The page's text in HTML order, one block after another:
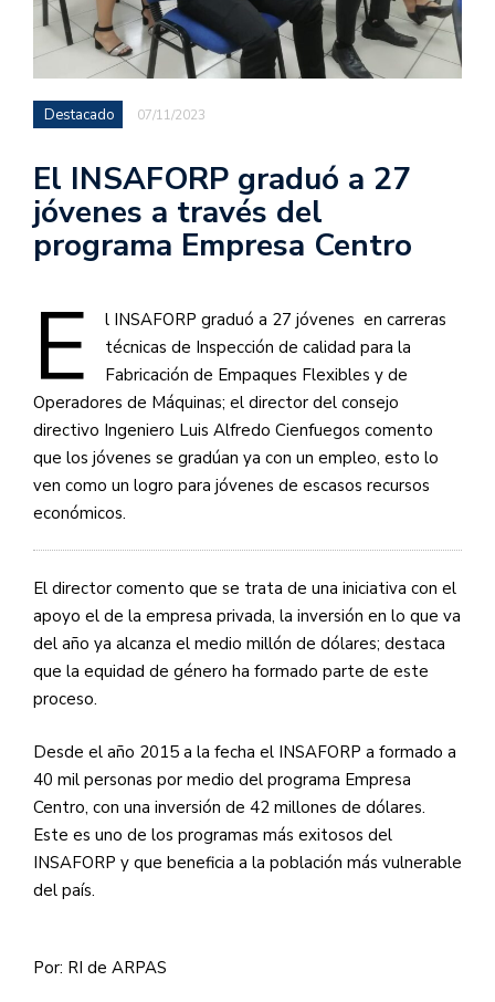
Destacado 07/11/2023
El INSAFORP graduó a 27
jóvenes a través del
programa Empresa Centro
E
l INSAFORP graduó a 27 jóvenes en carreras
técnicas de Inspección de calidad para la
Fabricación de Empaques Flexibles y de
Operadores de Máquinas; el director del consejo
directivo Ingeniero Luis Alfredo Cienfuegos comento
que los jóvenes se gradúan ya con un empleo, esto lo
ven como un logro para jóvenes de escasos recursos
económicos.
El director comento que se trata de una iniciativa con el
apoyo el de la empresa privada, la inversión en lo que va
del año ya alcanza el medio millón de dólares; destaca
que la equidad de género ha formado parte de este
proceso.
Desde el año 2015 a la fecha el INSAFORP a formado a
40 mil personas por medio del programa Empresa
Centro, con una inversión de 42 millones de dólares.
Este es uno de los programas más exitosos del
INSAFORP y que beneficia a la población más vulnerable
del país.
Por: RI de ARPAS